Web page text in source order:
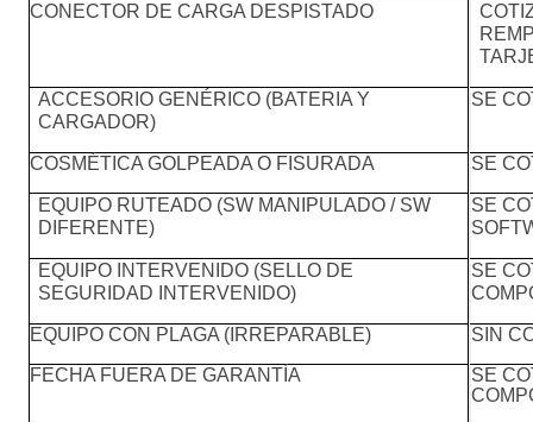
CONECTOR DE CARGA DESPISTADO
ACCESORIO GENÉRICO (BATERIA Y
CARGADOR)
SE
COSMÉTICA GOLPEADA O FISURADA SE
EQUIPO RUTEADO (SW MANIPULADO / SW
DIFERENTE)
SE
EQUIPO INTERVENIDO (SELLO DE
SEGURIDAD INTERVENIDO)
SE
EQUIPO CON PLAGA (IRREPARABLE)
SIN
FECHA FUERA DE GARANTÍA
SE